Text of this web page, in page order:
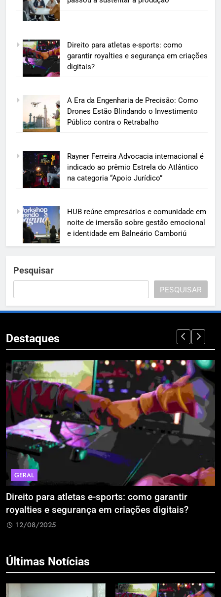
Direito para atletas e-sports: como
garantir royalties e segurança em criações
digitais?
A Era da Engenharia de Precisão: Como
Drones Estão Blindando o Investimento
Público contra o Retrabalho
Rayner Ferreira Advocacia internacional é
indicado ao prêmio Estrela do Atlântico
na categoria “Apoio Jurídico”
HUB reúne empresários e comunidade em
noite de imersão sobre gestão emocional
e identidade em Balneário Camboriú
Pesquisar
PESQUISAR
Destaques
GERAL
Direito para atletas e-sports: como garantir
royalties e segurança em criações digitais?
12/08/2025
Últimas Notícias